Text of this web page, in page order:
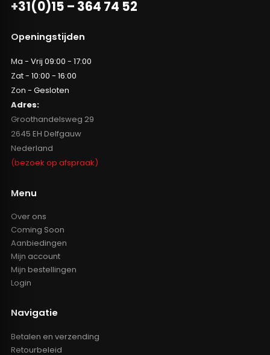
+31(0)15 – 364 74 52
Openingstijden
Ma - Vrij 09:00 - 17:00
Zat - 10:00 - 16:00
Zon - Gesloten
Adres:
Groothandelsweg 29
2645 EH Delfgauw
Nederland
(bezoek op afspraak)
Menu
Over ons
Coming Soon
Aanbiedingen
Mijn account
Mijn bestellingen
Login
Navigatie
Betalen en verzending
Retourbeleid